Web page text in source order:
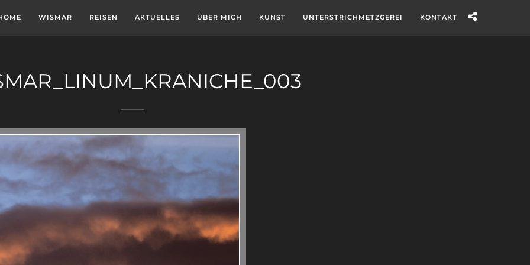
WISMAR REISEN AKTUELLES ÜBER MICH KUNST UNTERSTRICHMETZGEREI KONTAKT